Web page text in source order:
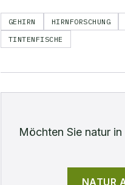
GEHIRN HIRNFORSCHUNG
TINTENFISCHE
Möchten Sie naturin
NATUR